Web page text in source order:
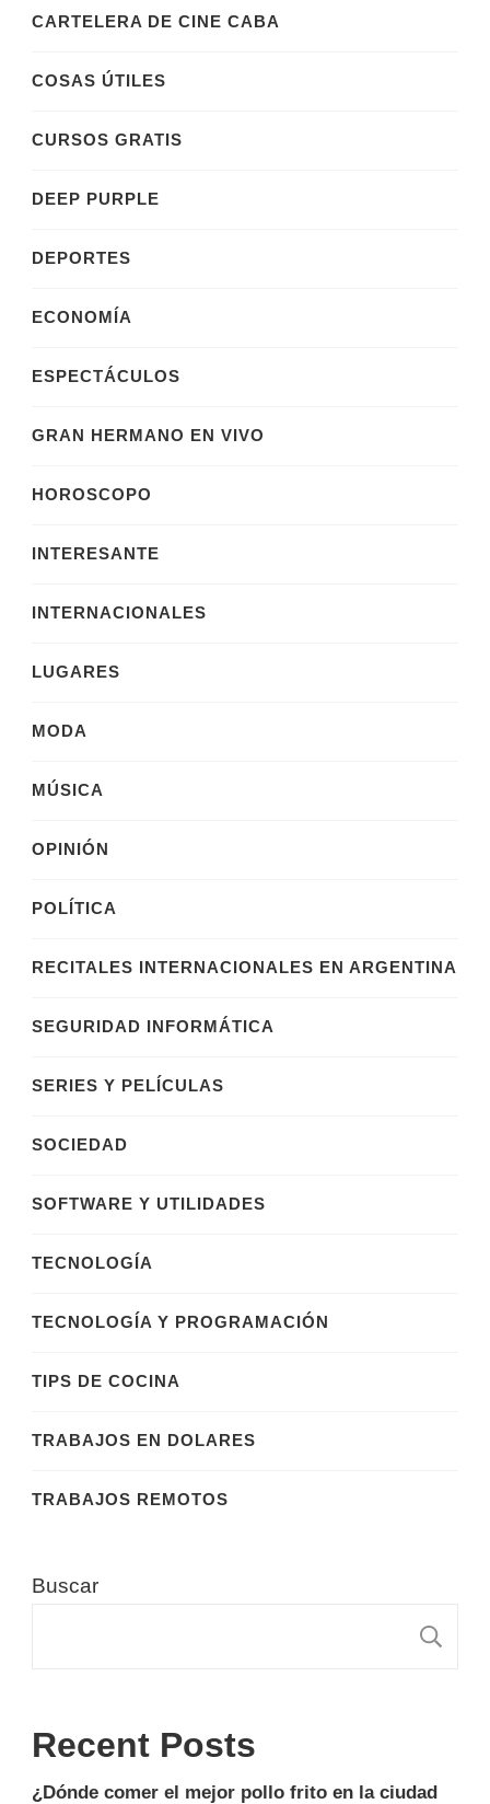
CARTELERA DE CINE CABA
COSAS ÚTILES
CURSOS GRATIS
DEEP PURPLE
DEPORTES
ECONOMÍA
ESPECTÁCULOS
GRAN HERMANO EN VIVO
HOROSCOPO
INTERESANTE
INTERNACIONALES
LUGARES
MODA
MÚSICA
OPINIÓN
POLÍTICA
RECITALES INTERNACIONALES EN ARGENTINA
SEGURIDAD INFORMÁTICA
SERIES Y PELÍCULAS
SOCIEDAD
SOFTWARE Y UTILIDADES
TECNOLOGÍA
TECNOLOGÍA Y PROGRAMACIÓN
TIPS DE COCINA
TRABAJOS EN DOLARES
TRABAJOS REMOTOS
Buscar
Recent Posts
¿Dónde comer el mejor pollo frito en la ciudad